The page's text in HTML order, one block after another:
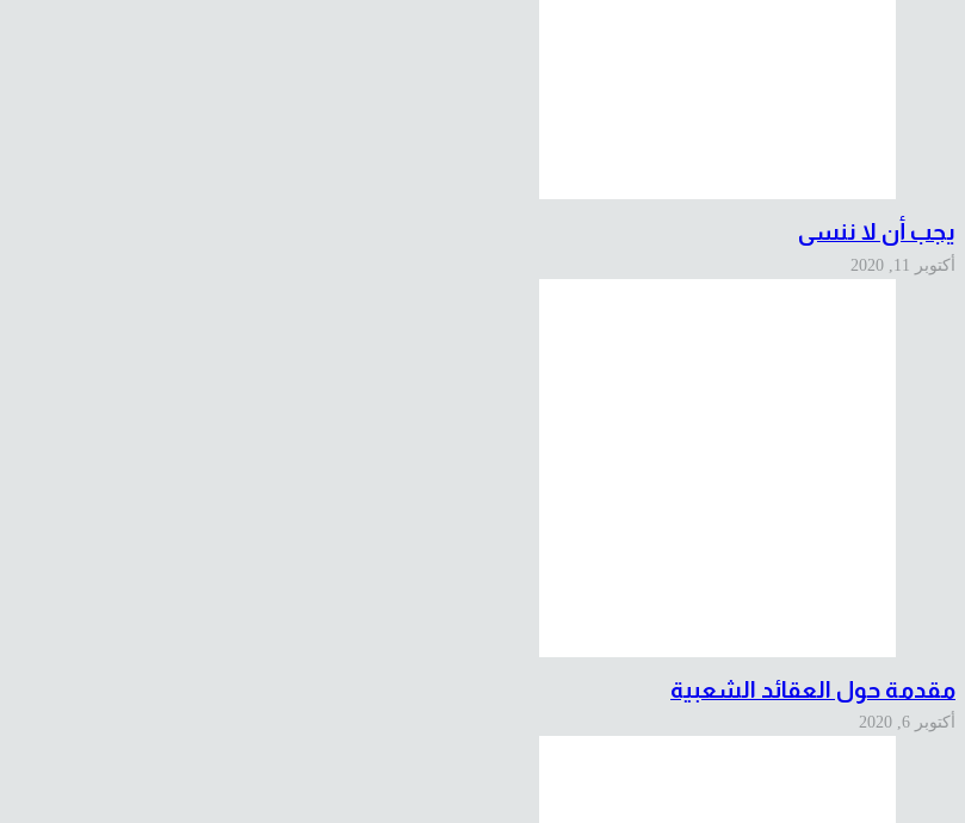
يجب أن لا ننسى
أكتوبر 11, 2020
مقدمة حول العقائد الشعبية
أكتوبر 6, 2020